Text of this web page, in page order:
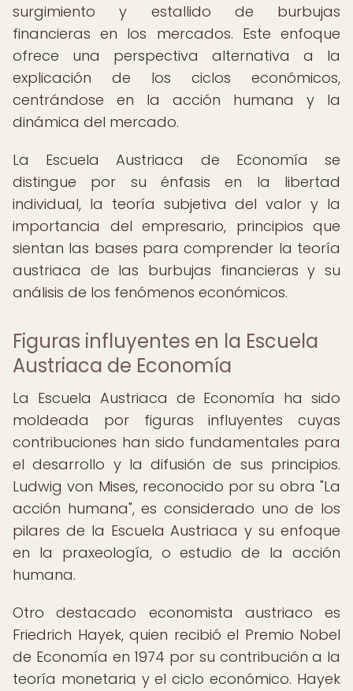
surgimiento y estallido de burbujas
financieras en los mercados. Este enfoque
ofrece una perspectiva alternativa a la
explicación de los ciclos económicos,
centrándose en la acción humana y la
dinámica del mercado.
La Escuela Austriaca de Economía se
distingue por su énfasis en la libertad
individual, la teoría subjetiva del valor y la
importancia del empresario, principios que
sientan las bases para comprender la teoría
austriaca de las burbujas financieras y su
análisis de los fenómenos económicos.
Figuras influyentes en la Escuela
Austriaca de Economía
La Escuela Austriaca de Economía ha sido
moldeada por figuras influyentes cuyas
contribuciones han sido fundamentales para
el desarrollo y la difusión de sus principios.
Ludwig von Mises, reconocido por su obra "La
acción humana", es considerado uno de los
pilares de la Escuela Austriaca y su enfoque
en la praxeología, o estudio de la acción
humana.
Otro destacado economista austriaco es
Friedrich Hayek, quien recibió el Premio Nobel
de Economía en 1974 por su contribución a la
teoría monetaria y el ciclo económico. Hayek